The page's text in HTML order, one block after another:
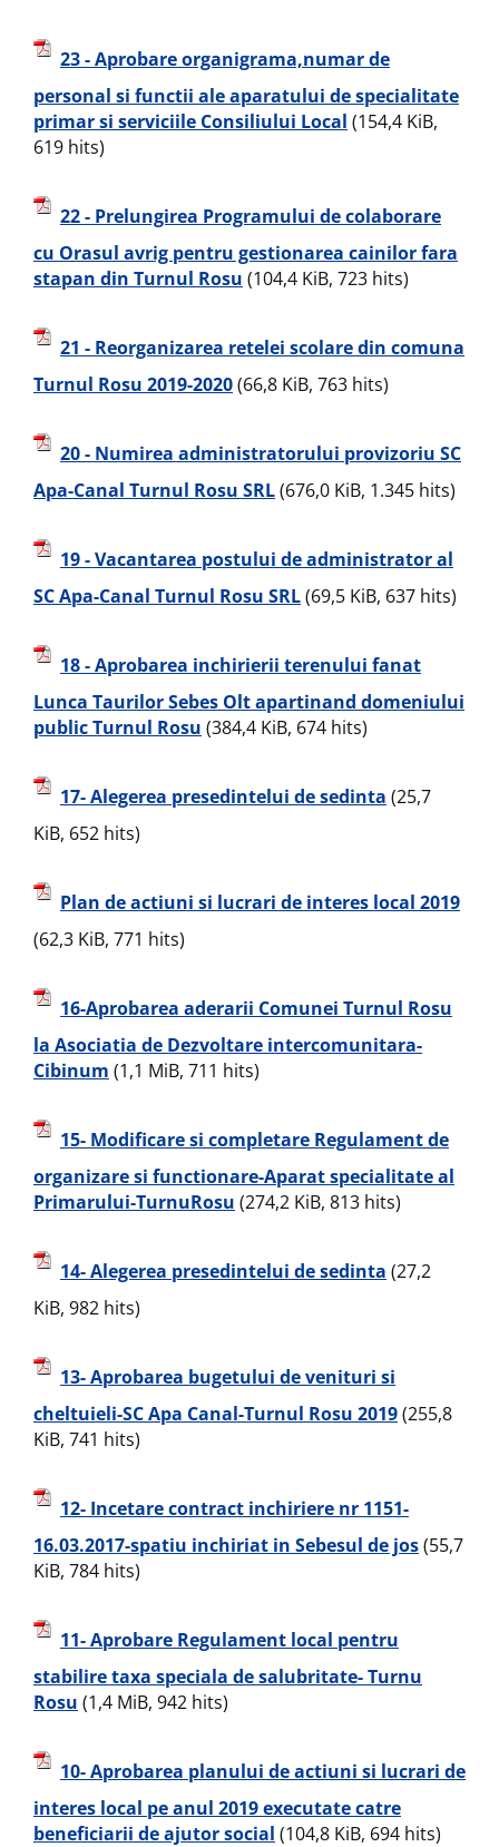
23 - Aprobare organigrama,numar de
personal si functii ale aparatului de specialitate
primar si serviciile Consiliului Local (154,4 KiB,
619 hits)
22 - Prelungirea Programului de colaborare
cu Orasul avrig pentru gestionarea cainilor fara
stapan din Turnul Rosu (104,4 KiB, 723 hits)
21 - Reorganizarea retelei scolare din comuna
Turnul Rosu 2019-2020(66,8 KiB, 763 hits)
20 - Numirea administratorului provizoriu SC
Apa-Canal Turnul Rosu SRL(676,0 KiB, 1.345 hits)
19 - Vacantarea postului de administrator al
SC Apa-Canal Turnul Rosu SRL(69,5 KiB, 637 hits)
18 - Aprobarea inchirierii terenului fanat
Lunca Taurilor Sebes Olt apartinand domeniului
public Turnul Rosu (384,4 KiB, 674 hits)
17- Alegerea presedintelui de sedinta (25,7
KiB, 652 hits)
Plan de actiuni si lucrari de interes local 2019
(62,3 KiB, 771 hits)
16-Aprobarea aderarii Comunei Turnul Rosu
la Asociatia de Dezvoltare intercomunitara-
Cibinum (1,1 MiB, 711 hits)
15- Modificare si completare Regulament de
organizare si functionare-Aparat specialitate al
Primarului-TurnuRosu (274,2 KiB, 813 hits)
14- Alegerea presedintelui de sedinta (27,2
KiB, 982 hits)
13- Aprobarea bugetului de venituri si
cheltuieli-SC Apa Canal-Turnul Rosu 2019(255,8
KiB, 741 hits)
12- Incetare contract inchiriere nr 1151-
16.03.2017-spatiu inchiriat in Sebesul de jos(55,7
KiB, 784 hits)
11- Aprobare Regulament local pentru
stabilire taxa speciala de salubritate- Turnu
Rosu (1,4 MiB, 942 hits)
10- Aprobarea planului de actiuni si lucrari de
interes local pe anul 2019 executate catre
beneficiarii de ajutor social (104,8 KiB, 694 hits)